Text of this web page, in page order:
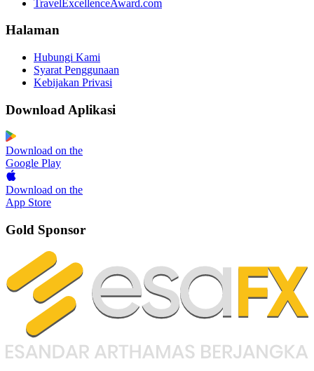
TravelExcellenceAward.com
Halaman
Hubungi Kami
Syarat Penggunaan
Kebijakan Privasi
Download Aplikasi
Download on the
Google Play
Download on the
App Store
Gold Sponsor